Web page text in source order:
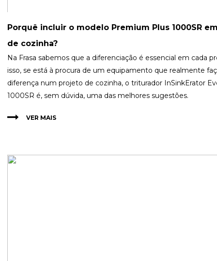
Porquê incluir o modelo Premium Plus 1000SR
de cozinha?
Na Frasa sabemos que a diferenciação é essencial em cada
isso, se está à procura de um equipamento que realmente
diferença num projeto de cozinha, o triturador InSinkErator
1000SR é, sem dúvida, uma das melhores sugestões.
VER MAIS